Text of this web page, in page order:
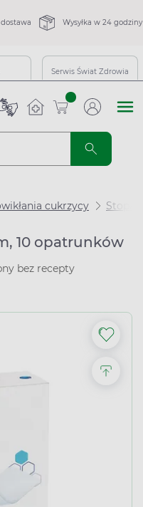
Wysyłka w 24 godziny
Serwis Świat Zdrowia
sztuk
cukrzycy Stopa
10 opatrunków
bez recepty